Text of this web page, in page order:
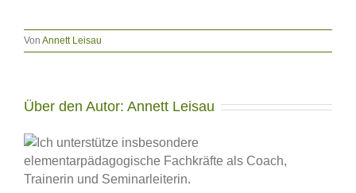
Von Annett Leisau
Über den Autor: Annett Leisau